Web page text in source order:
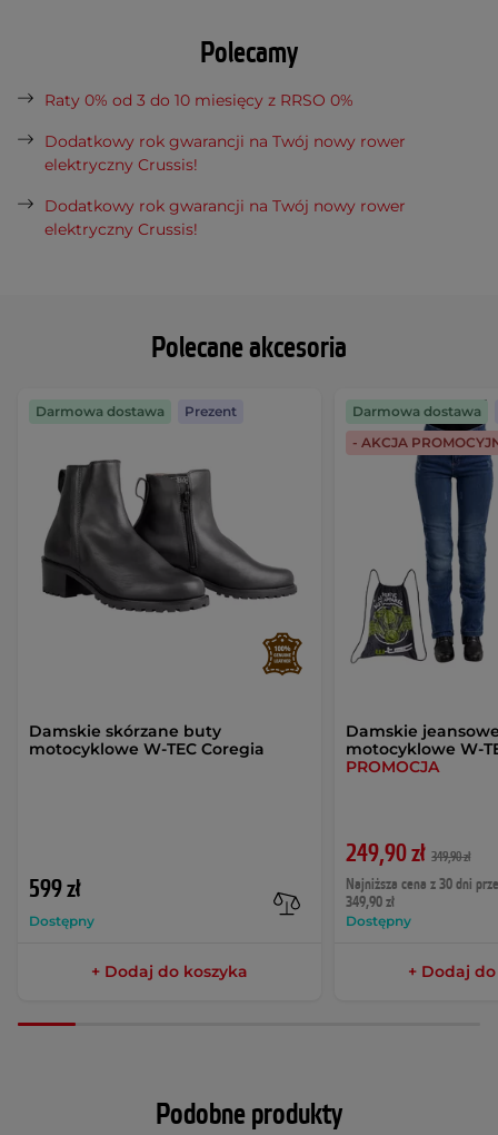
Polecane akcesoria
Damskie skórzane buty
motocyklowe W-TEC Coregia
599 zł
Dostępny
Darmowa dostawa Prezent
+ Dodaj do koszyka
Damskie
motocyklowe W-
PROMOCJA
249,90 zł 349,90 zł
Najniższa cena z 30 dni
349,90 zł
Dostępny
Darmowa dostawa
- AKCJA
+ Dodaj
Polecamy
Raty 0% od 3 do 10 miesięcy z RRSO 0%
Dodatkowy rok gwarancji na Twój nowy rower
elektryczny Crussis!
Dodatkowy rok gwarancji na Twój nowy rower
elektryczny Crussis!
Podobne produkty